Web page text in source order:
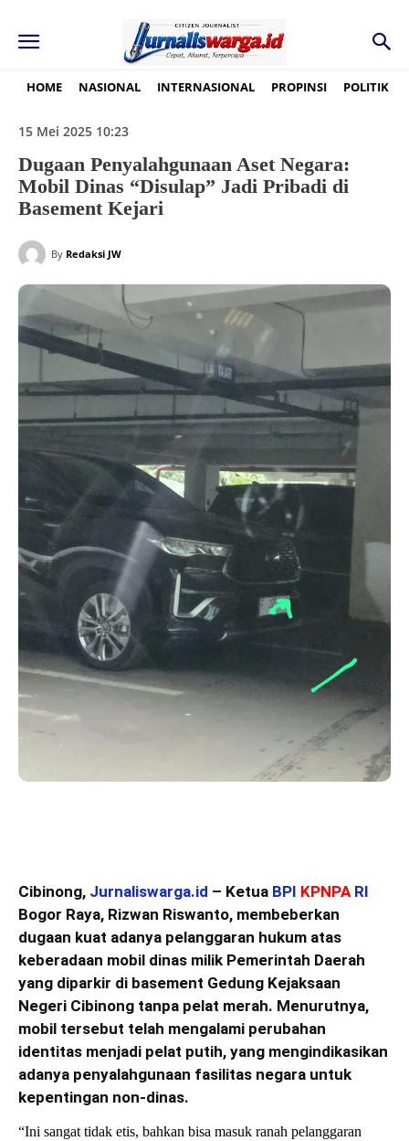
HOME NASIONAL INTERNASIONAL PROPINSI POLITIK
15 Mei 2025 10:23
Dugaan Penyalahgunaan Aset Negara:
Mobil Dinas “Disulap” Jadi Pribadi di
Basement Kejari
By Redaksi JW
Cibinong, Jurnaliswarga.id – Ketua BPI KPNPARI
Bogor Raya, Rizwan Riswanto, membeberkan
dugaan kuat adanya pelanggaran hukum atas
keberadaan mobil dinas milik Pemerintah Daerah
yang diparkir di basement Gedung Kejaksaan
Negeri Cibinong tanpa pelat merah. Menurutnya,
mobil tersebut telah mengalami perubahan
identitas menjadi pelat putih, yang mengindikasikan
adanya penyalahgunaan fasilitas negara untuk
kepentingan non-dinas.
“Ini sangat tidak etis, bahkan bisa masuk ranah pelanggaran